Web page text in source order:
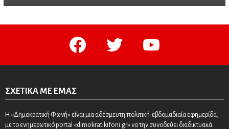
facebook twitter
ΣΧΕΤΙΚΆ ΜΕ ΕΜΆΣ
Η «Δημοκρατική Φωνή» είναι μια αδέσμευτη πολιτική εβδομαδιαία εφημερίδα,
με το ενημερωτικό portal «dimokratikifoni.gr» να την συνοδεύει διαδικτυακά.